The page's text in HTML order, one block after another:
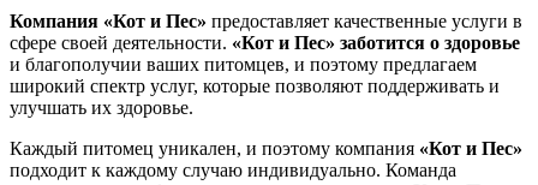
Компания «Кот и Пес» предоставляет качественные услуги в
сфере своей деятельности. «Кот и Пес» заботится о здоровье
и благополучии ваших питомцев, и поэтому предлагаем
широкий спектр услуг, которые позволяют поддерживать и
улучшать их здоровье.
Каждый питомец уникален, и поэтому компания «Кот и Пес»
подходит к каждому случаю индивидуально. Команда